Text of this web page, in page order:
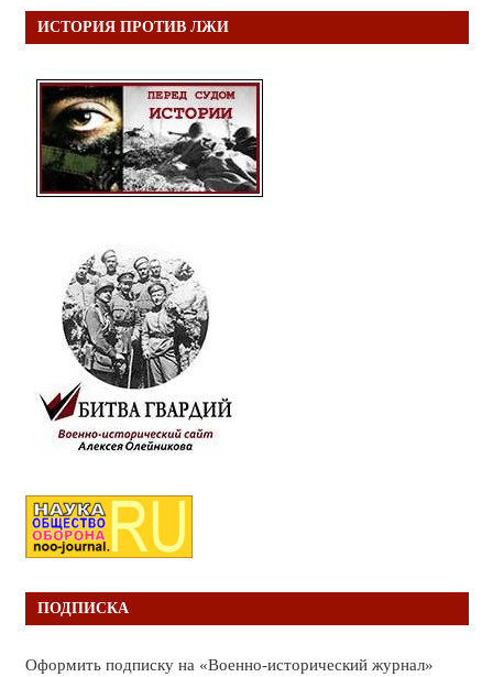
ИСТОРИЯ ПРОТИВ ЛЖИ
ПОДПИСКА
Оформить подписку на «Военно-исторический журнал»